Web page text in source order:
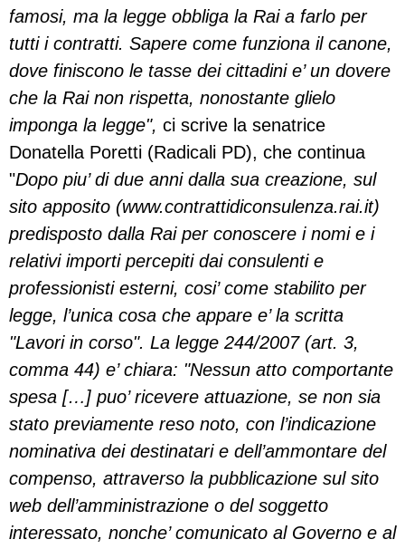
famosi, ma la legge obbliga la Rai a farlo per
tutti i contratti. Sapere come funziona il canone,
dove finiscono le tasse dei cittadini e’ un dovere
che la Rai non rispetta, nonostante glielo
imponga la legge", ci scrive la senatrice
Donatella Poretti (Radicali PD), che continua
"Dopo piu’ di due anni dalla sua creazione, sul
sito apposito (www.contrattidiconsulenza.rai.it)
predisposto dalla Rai per conoscere i nomi e i
relativi importi percepiti dai consulenti e
professionisti esterni, cosi’ come stabilito per
legge, l’unica cosa che appare e’ la scritta
"Lavori in corso". La legge 244/2007 (art. 3,
comma 44) e’ chiara: "Nessun atto comportante
spesa […] puo’ ricevere attuazione, se non sia
stato previamente reso noto, con l’indicazione
nominativa dei destinatari e dell’ammontare del
compenso, attraverso la pubblicazione sul sito
web dell’amministrazione o del soggetto
interessato, nonche’ comunicato al Governo e al